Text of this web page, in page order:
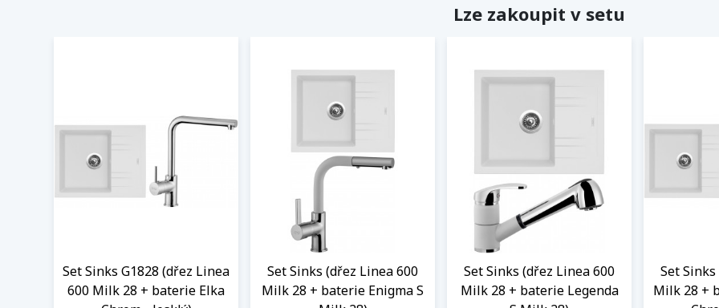
Lze zakoupit v setu
Set Sinks G1828 (dřez Linea
600 Milk 28 + baterie Elka
Set Sinks (dřez Linea 600
Milk 28 + baterie Enigma S
Set Sinks (dřez Linea 600
Milk 28 + baterie Legenda
Set
Milk 28 +